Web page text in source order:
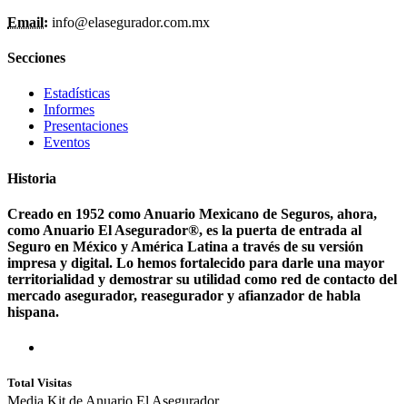
Email: info@elasegurador.com.mx
Secciones
Estadísticas
Informes
Presentaciones
Eventos
Historia
Creado en 1952 como Anuario Mexicano de Seguros, ahora,
como Anuario El Asegurador®, es la puerta de entrada al
Seguro en México y América Latina a través de su versión
impresa y digital. Lo hemos fortalecido para darle una mayor
territorialidad y demostrar su utilidad como red de contacto del
mercado asegurador, reasegurador y afianzador de habla
hispana.
Total Visitas
Media Kit de Anuario El Asegurador